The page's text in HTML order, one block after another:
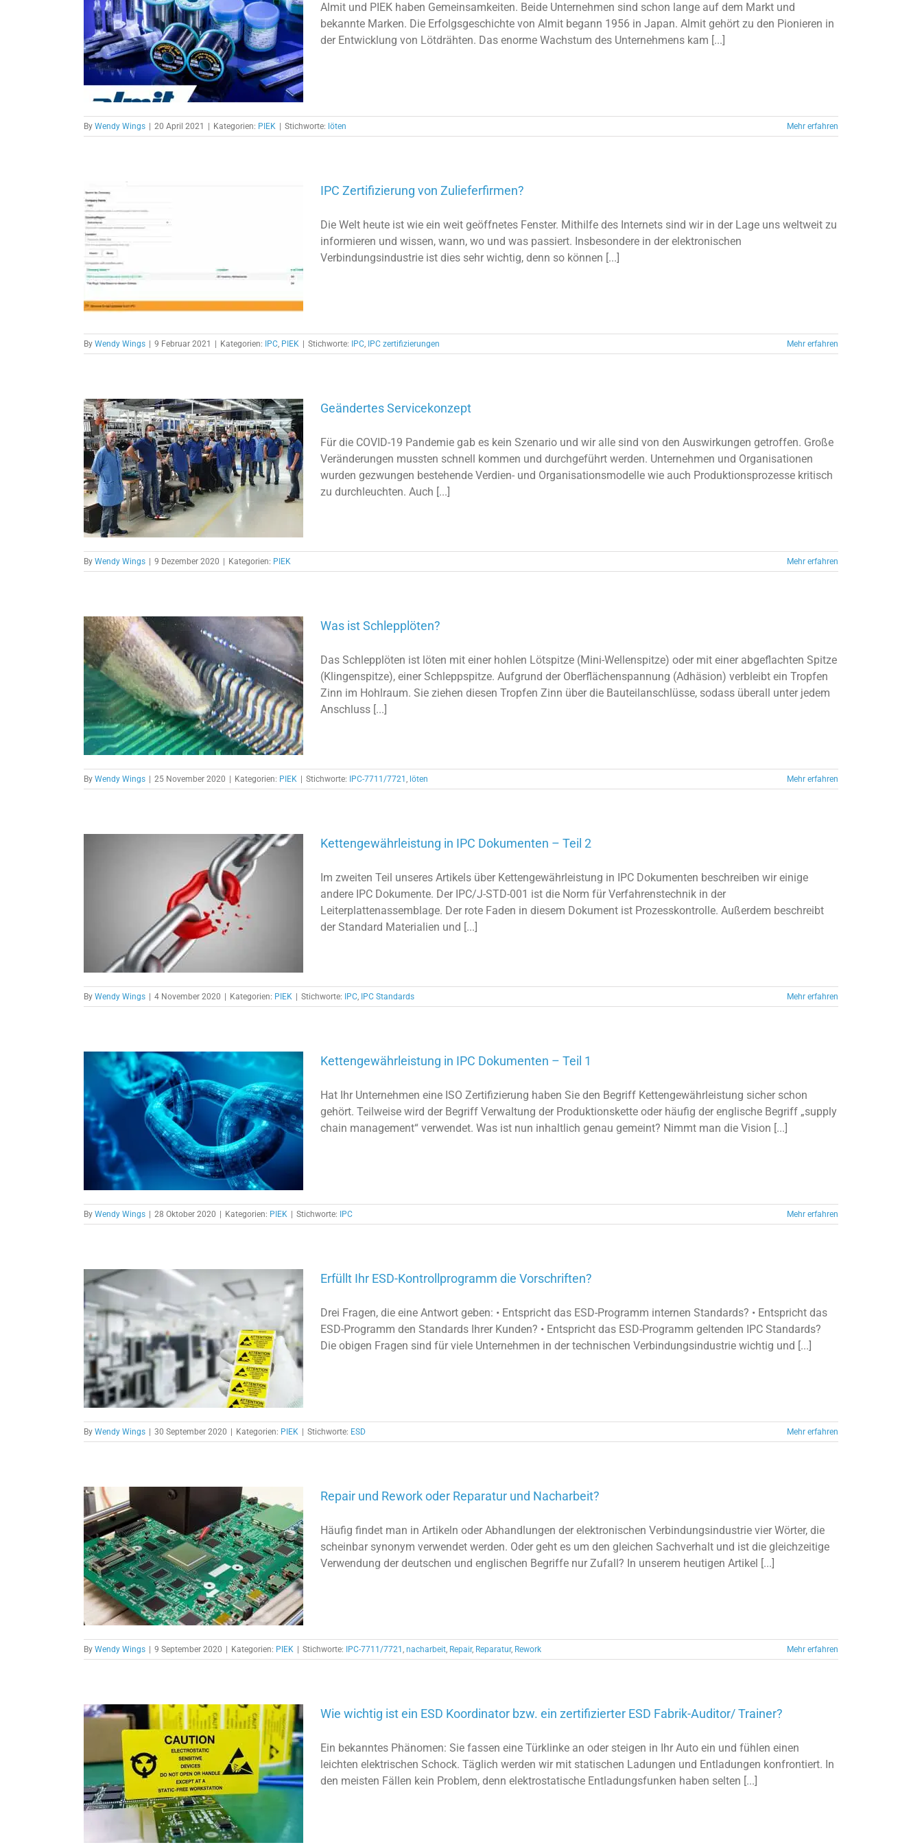
Almit und PIEK haben Gemeinsamkeiten. Beide Unternehmen sind schon lange auf dem Markt und
bekannte Marken. Die Erfolgsgeschichte von Almit begann 1956 in Japan. Almit gehört zu den Pionieren in
der Entwicklung von Lötdrähten. Das enorme Wachstum des Unternehmens kam [...]
By Wendy Wings | 20 April 2021 | Kategorien: PIEK | Stichworte: löten Mehr erfahren
IPC Zertifizierung von Zulieferfirmen?
Die Welt heute ist wie ein weit geöffnetes Fenster. Mithilfe des Internets sind wir in der Lage uns weltweit zu
informieren und wissen, wann, wo und was passiert. Insbesondere in der elektronischen
Verbindungsindustrie ist dies sehr wichtig, denn so können [...]
By Wendy Wings | 9 Februar 2021 | Kategorien: IPC PIEK | Stichworte: IPC IPC zertifizierungen Mehr erfahren
Geändertes Servicekonzept
Für die COVID-19 Pandemie gab es kein Szenario und wir alle sind von den Auswirkungen getroffen. Große
Veränderungen mussten schnell kommen und durchgeführt werden. Unternehmen und Organisationen
wurden gezwungen bestehende Verdien- und Organisationsmodelle wie auch Produktionsprozesse kritisch
zu durchleuchten. Auch [...]
By Wendy Wings | 9 Dezember 2020 | Kategorien: PIEK Mehr erfahren
Was ist Schlepplöten?
Das Schlepplöten ist löten mit einer hohlen Lötspitze (Mini-Wellenspitze) oder mit einer abgeflachten Spitze
(Klingenspitze), einer Schleppspitze. Aufgrund der Oberflächenspannung (Adhäsion) verbleibt ein Tropfen
Zinn im Hohlraum. Sie ziehen diesen Tropfen Zinn über die Bauteilanschlüsse, sodass überall unter jedem
Anschluss [...]
By Wendy Wings | 25 November 2020 | Kategorien: PIEK | Stichworte: IPC-7711/7721 löten Mehr erfahren
Kettengewährleistung in IPC Dokumenten – Teil 2
Im zweiten Teil unseres Artikels über Kettengewährleistung in IPC Dokumenten beschreiben wir einige
andere IPC Dokumente. Der IPC/J-STD-001 ist die Norm für Verfahrenstechnik in der
Leiterplattenassemblage. Der rote Faden in diesem Dokument ist Prozesskontrolle. Außerdem beschreibt
der Standard Materialien und [...]
By Wendy Wings | 4 November 2020 | Kategorien: PIEK | Stichworte: IPC IPC Standards Mehr erfahren
Kettengewährleistung in IPC Dokumenten – Teil 1
Hat Ihr Unternehmen eine ISO Zertifizierung haben Sie den Begriff Kettengewährleistung sicher schon
gehört. Teilweise wird der Begriff Verwaltung der Produktionskette oder häufig der englische Begriff „supply
chain management“ verwendet. Was ist nun inhaltlich genau gemeint? Nimmt man die Vision [...]
By Wendy Wings | 28 Oktober 2020 | Kategorien: PIEK | Stichworte: IPC Mehr erfahren
Erfüllt Ihr ESD-Kontrollprogramm die Vorschriften?
Drei Fragen, die eine Antwort geben: • Entspricht das ESD-Programm internen Standards? • Entspricht das
ESD-Programm den Standards Ihrer Kunden? • Entspricht das ESD-Programm geltenden IPC Standards?
Die obigen Fragen sind für viele Unternehmen in der technischen Verbindungsindustrie wichtig und [...]
By Wendy Wings | 30 September 2020 | Kategorien: PIEK | Stichworte: ESD Mehr erfahren
Repair und Rework oder Reparatur und Nacharbeit?
Häufig findet man in Artikeln oder Abhandlungen der elektronischen Verbindungsindustrie vier Wörter, die
scheinbar synonym verwendet werden. Oder geht es um den gleichen Sachverhalt und ist die gleichzeitige
Verwendung der deutschen und englischen Begriffe nur Zufall? In unserem heutigen Artikel [...]
By Wendy Wings | 9 September 2020 | Kategorien: PIEK | Stichworte: IPC-7711/7721 nacharbeit Repair, Reparatur, Rework Mehr erfahren
Wie wichtig ist ein ESD Koordinator bzw. ein zertifizierter ESD Fabrik-Auditor/ Trainer?
Ein bekanntes Phänomen: Sie fassen eine Türklinke an oder steigen in Ihr Auto ein und fühlen einen
leichten elektrischen Schock. Täglich werden wir mit statischen Ladungen und Entladungen konfrontiert. In
den meisten Fällen kein Problem, denn elektrostatische Entladungsfunken haben selten [...]